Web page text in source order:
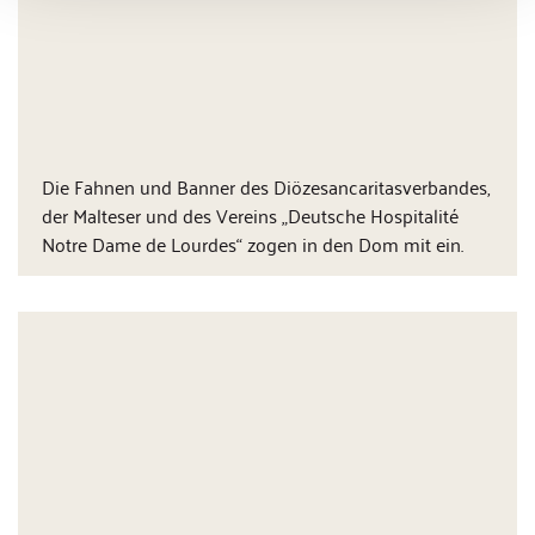
Die Fahnen und Banner des Diözesancaritasverbandes,
der Malteser und des Vereins „Deutsche Hospitalité
Notre Dame de Lourdes“ zogen in den Dom mit ein.